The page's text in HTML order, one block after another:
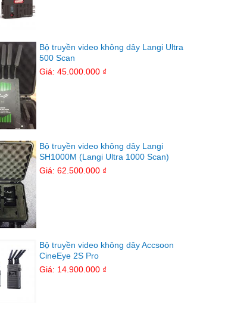
Bộ truyền video không dây Langi Ultra
500 Scan
Giá: 45.000.000 ₫
Bộ truyền video không dây Langi
SH1000M (Langi Ultra 1000 Scan)
Giá: 62.500.000 ₫
Bộ truyền video không dây Accsoon
CineEye 2S Pro
Giá: 14.900.000 ₫